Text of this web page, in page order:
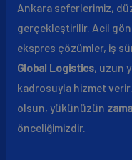
Ankara seferlerimiz,
gerçekleştirilir. Acil
ekspres çözümler, iş
Global Logistics, uzun
kadrosuyla hizmet
olsun, yükünüzün
önceliğimizdir.